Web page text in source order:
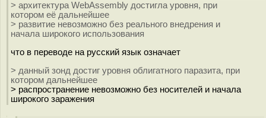
> архитектура WebAssembly достигла уровня, при
котором её дальнейшее
> развитие невозможно без реального внедрения и
начала широкого использования
что в переводе на русский язык означает
> данный зонд достиг уровня облигатного паразита, при
котором дальнейшее
> распространение невозможно без носителей и начала
широкого заражения